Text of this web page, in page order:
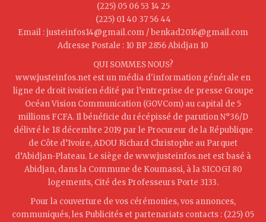
(225) 05 06 53 14 25
(225) 01 40 37 56 44
Email : justeinfos14@gmail.com / benkad2016@gmail.com
Adresse Postale : 10 BP 2856 Abidjan 10
QUI SOMMES NOUS?
www.justeinfos.net est un média d'information générale en
ligne de droit ivoirien édité par l’entreprise de presse Groupe
Océan Vision Communication (GOVCom) au capital de 5
millions FCFA. Il bénéficie du récépissé de parution N°36/D
délivré le 18 décembre 2019 par le Procureur de la République
de Côte d’Ivoire, ADOU Richard Christophe au Parquet
d’Abidjan-Plateau. Le siège de www.justeinfos.net est basé à
Abidjan, dans la Commune de Koumassi, à la SICOGI 80
logements, Cité des Professeurs Porte 3133.
Pour la couverture de vos cérémonies, vos annonces,
communiqués, les Publicités et partenariats contacts : (225) 05